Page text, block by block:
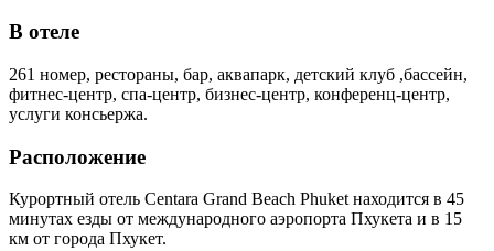
В отеле
261 номер, рестораны, бар, аквапарк, детский клуб ,бассейн,
фитнес-центр, спа-центр, бизнес-центр, конференц-центр,
услуги консьержа.
Расположение
Курортный отель Centara Grand Beach Phuket находится в 45
минутах езды от международного аэропорта Пхукета и в 15
км от города Пхукет.